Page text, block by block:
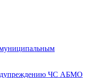
ЧС АБМО